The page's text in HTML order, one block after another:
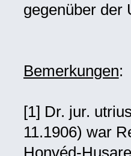
gegenüber der
Bemerkungen:
[1] Dr. jur.
11.1906) war